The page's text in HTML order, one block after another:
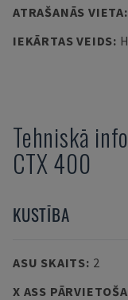
ATRAŠANĀS VIETA:
IEKĀRTAS VEIDS:
Tehniskā
CTX 400
KUSTĪBA
ASU SKAITS: 2
X ASS